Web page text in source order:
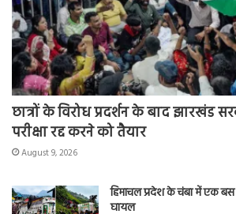
छात्रों के विरोध प्रदर्शन के बाद झारखंड
परीक्षा रद्द करने को तैयार
August 9, 2026
हिमाचल प्रदेश के चंबा में एक बस
घायल